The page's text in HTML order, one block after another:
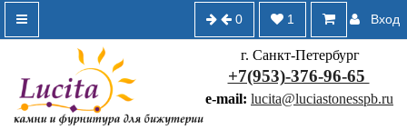
Вход
1
0
г. Санкт-Петербург
+7(953)-376-96-65
e-mail: lucita@luciastonesspb.ru